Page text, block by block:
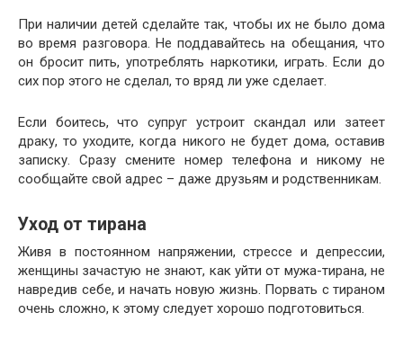
При наличии детей сделайте так, чтобы их не было дома
во время разговора. Не поддавайтесь на обещания, что
он бросит пить, употреблять наркотики, играть. Если до
сих пор этого не сделал, то вряд ли уже сделает.
Если боитесь, что супруг устроит скандал или затеет
драку, то уходите, когда никого не будет дома, оставив
записку. Сразу смените номер телефона и никому не
сообщайте свой адрес – даже друзьям и родственникам.
Уход от тирана
Живя в постоянном напряжении, стрессе и депрессии,
женщины зачастую не знают, как уйти от мужа-тирана, не
навредив себе, и начать новую жизнь. Порвать с тираном
очень сложно, к этому следует хорошо подготовиться.